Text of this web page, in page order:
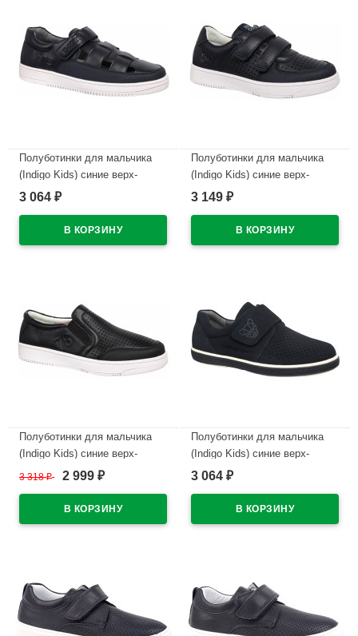
Полуботинки для мальчика
(Indigo Kids) синие верх-
искусственная кожа
размерный ряд 33-38 арт.41-
0023B
3 064 ₽
Полуботинки для мальчика
(Indigo Kids) синие верх-
искусственная кожа
размерный ряд 33-38 арт.41-
0400A
3 149 ₽
Полуботинки для мальчика
(Indigo Kids) синие верх-
искусственная кожа
размерный ряд 36-40 арт.44-
0175B
3 318₽ 2 999 ₽
Полуботинки для мальчика
(Indigo Kids) синие верх-
искусственная кожа
размерный ряд 32-37 арт.41-
0325C
3 064 ₽